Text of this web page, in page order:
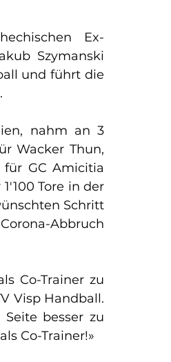
Ex-
Szymanski
und führt die
nahm an 3
Wacker Thun,
für GC Amicitia
Tore in der
Schritt
Abbruch
Co-Trainer zu
Visp Handball.
besser zu
Co-Trainer!»